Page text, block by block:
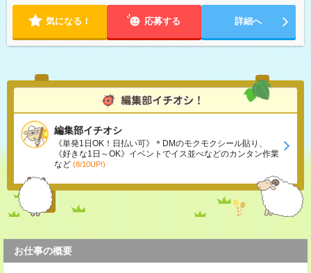
気になる！ 応募する 詳細へ
編集部イチオシ
《単発1日OK！日払い可》＊DMのモクモクシール貼り、
《好きな1日～OK》イベントでイス並べなどのカンタン作業
など (8/10UP!)
お仕事の概要